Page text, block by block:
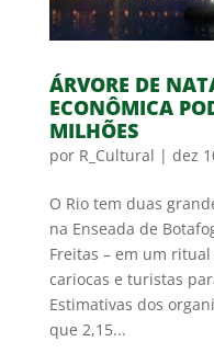
ÁRVORE DE
ECONÔMICA
MILHÕES
por R_Cultural | dez
O Rio tem duas
na Enseada de
Freitas – em um
cariocas e turistas
Estimativas dos
que 2,15...